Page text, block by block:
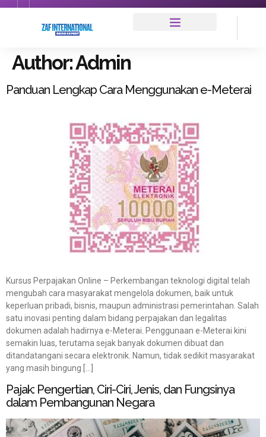
Author:Admin
Panduan Lengkap Cara Menggunakan e-Meterai
Kursus Perpajakan Online – Perkembangan teknologi digital telah
mengubah cara masyarakat mengelola dokumen, baik untuk
keperluan pribadi, bisnis, maupun administrasi pemerintahan. Salah
satu inovasi penting dalam bidang perpajakan dan legalitas
dokumen adalah hadirnya e-Meterai. Penggunaan e-Meterai kini
semakin luas, terutama sejak banyak dokumen dibuat dan
ditandatangani secara elektronik. Namun, tidak sedikit masyarakat
yang masih bingung […]
Pajak: Pengertian, Ciri-Ciri, Jenis, dan Fungsinya
dalam Pembangunan Negara